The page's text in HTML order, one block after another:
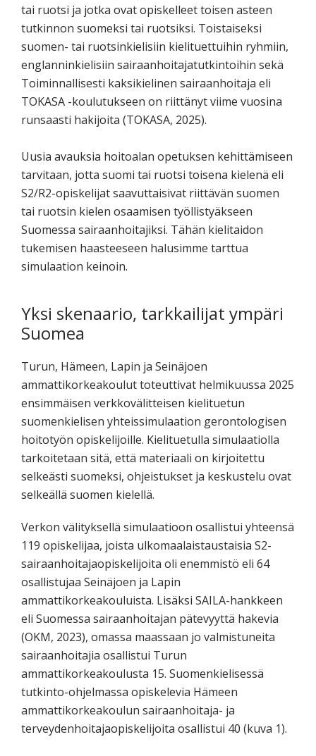
tai ruotsi ja jotka ovat opiskelleet toisen asteen
tutkinnon suomeksi tai ruotsiksi. Toistaiseksi
suomen- tai ruotsinkielisiin kielituettuihin ryhmiin,
englanninkielisiin sairaanhoitajatutkintoihin sekä
Toiminnallisesti kaksikielinen sairaanhoitaja eli
TOKASA -koulutukseen on riittänyt viime vuosina
runsaasti hakijoita (TOKASA, 2025).
Uusia avauksia hoitoalan opetuksen kehittämiseen
tarvitaan, jotta suomi tai ruotsi toisena kielenä eli
S2/R2-opiskelijat saavuttaisivat riittävän suomen
tai ruotsin kielen osaamisen työllistyäkseen
Suomessa sairaanhoitajiksi. Tähän kielitaidon
tukemisen haasteeseen halusimme tarttua
simulaation keinoin.
Yksi skenaario, tarkkailijat ympäri
Suomea
Turun, Hämeen, Lapin ja Seinäjoen
ammattikorkeakoulut toteuttivat helmikuussa 2025
ensimmäisen verkkovälitteisen kielituetun
suomenkielisen yhteissimulaation gerontologisen
hoitotyön opiskelijoille. Kielituetulla simulaatiolla
tarkoitetaan sitä, että materiaali on kirjoitettu
selkeästi suomeksi, ohjeistukset ja keskustelu ovat
selkeällä suomen kielellä.
Verkon välityksellä simulaatioon osallistui yhteensä
119 opiskelijaa, joista ulkomaalaistaustaisia S2-
sairaanhoitajaopiskelijoita oli enemmistö eli 64
osallistujaa Seinäjoen ja Lapin
ammattikorkeakouluista. Lisäksi SAILA-hankkeen
eli Suomessa sairaanhoitajan pätevyyttä hakevia
(OKM, 2023), omassa maassaan jo valmistuneita
sairaanhoitajia osallistui Turun
ammattikorkeakoulusta 15. Suomenkielisessä
tutkinto-ohjelmassa opiskelevia Hämeen
ammattikorkeakoulun sairaanhoitaja- ja
terveydenhoitajaopiskelijoita osallistui 40 (kuva 1).